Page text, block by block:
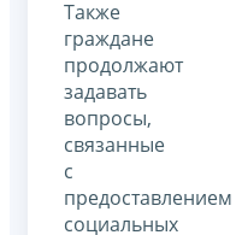
Также
граждане
продолжают
задавать
вопросы,
связанные
с
предоставлением
социальных